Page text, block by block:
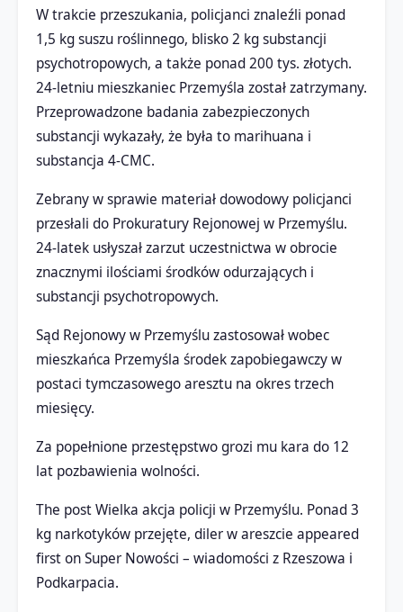
W trakcie przeszukania, policjanci znaleźli ponad
1,5 kg suszu roślinnego, blisko 2 kg substancji
psychotropowych, a także ponad 200 tys. złotych.
24-letniu mieszkaniec Przemyśla został zatrzymany.
Przeprowadzone badania zabezpieczonych
substancji wykazały, że była to marihuana i
substancja 4-CMC.
Zebrany w sprawie materiał dowodowy policjanci
przesłali do Prokuratury Rejonowej w Przemyślu.
24-latek usłyszał zarzut uczestnictwa w obrocie
znacznymi ilościami środków odurzających i
substancji psychotropowych.
Sąd Rejonowy w Przemyślu zastosował wobec
mieszkańca Przemyśla środek zapobiegawczy w
postaci tymczasowego aresztu na okres trzech
miesięcy.
Za popełnione przestępstwo grozi mu kara do 12
lat pozbawienia wolności.
The post Wielka akcja policji w Przemyślu. Ponad 3
kg narkotyków przejęte, diler w areszcie appeared
first on Super Nowości – wiadomości z Rzeszowa i
Podkarpacia.